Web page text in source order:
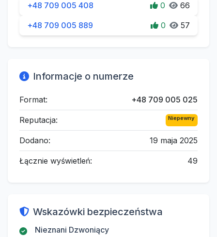
+48 709 005 408 0 66
+48 709 005 889 0 57
Informacje o numerze
Format: +48 709 005 025
Reputacja: Niepewny
Dodano: 19 maja 2025
Łącznie wyświetleń: 49
Wskazówki bezpieczeństwa
Nieznani Dzwoniący